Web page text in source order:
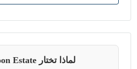
لماذا تختار Tycoon Estate؟